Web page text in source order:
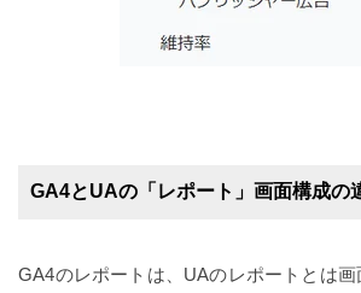
GA4とUAの「レポート」画面構成の
GA4のレポートは、UAのレポートとは画